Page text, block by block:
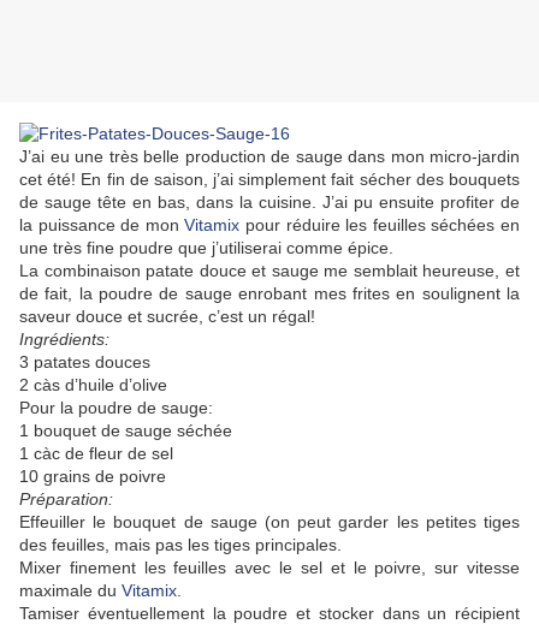
J’ai eu une très belle production de sauge dans mon micro-jardin
cet été! En fin de saison, j’ai simplement fait sécher des bouquets
de sauge tête en bas, dans la cuisine. J’ai pu ensuite profiter de
la puissance de monVitamix pour réduire les feuilles séchées en
une très fine poudre que j’utiliserai comme épice.
La combinaison patate douce et sauge me semblait heureuse, et
de fait, la poudre de sauge enrobant mes frites en soulignent la
saveur douce et sucrée, c’est un régal!
Ingrédients:
3 patates douces
2 càs d’huile d’olive
Pour la poudre de sauge:
1 bouquet de sauge séchée
1 càc de fleur de sel
10 grains de poivre
Préparation:
Effeuiller le bouquet de sauge (on peut garder les petites tiges
des feuilles, mais pas les tiges principales.
Mixer finement les feuilles avec le sel et le poivre, sur vitesse
maximale du Vitamix
Tamiser éventuellement la poudre et stocker dans un récipient